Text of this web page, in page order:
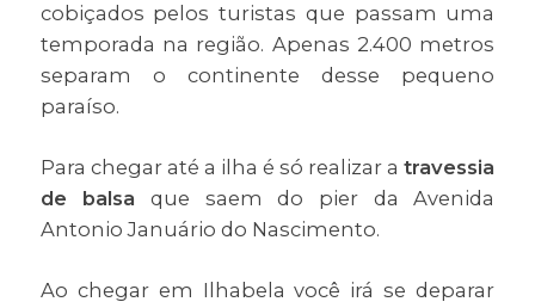
cobiçados pelos turistas que passam uma
temporada na região. Apenas 2.400 metros
separam o continente desse pequeno
paraíso.
Para chegar até a ilha é só realizar atravessia
de balsa que saem do pier da Avenida
Antonio Januário do Nascimento.
Ao chegar em Ilhabela você irá se deparar